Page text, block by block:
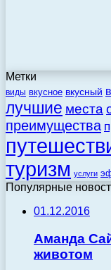
Метки
виды вкусное вкусный
лучшие места
преимущества
туризм услуги
Популярные
01.12.2016
Аманда
животом